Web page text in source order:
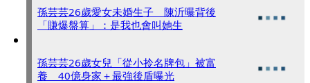
孫芸芸26歲愛女未婚生子 陳沂曝背後
「賺爆盤算」：是我也會叫她生
孫芸芸26歲女兒「從小拎名牌包」被富
養 40億身家＋最強後盾曝光